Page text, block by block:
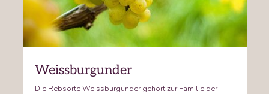
Weissburgunder
Die Rebsorte Weissburgunder gehört zur Familie der